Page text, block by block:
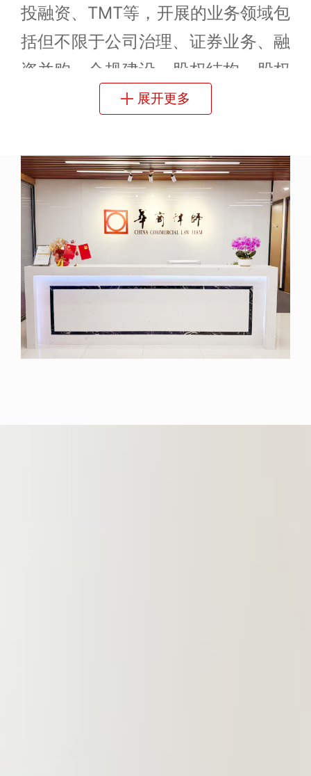
投融资、TMT等，开展的业务领域包
括但不限于公司治理、证券业务、融
资并购、合规建设、股权结构、股权
激励、知识产权、争议解决、破产清
秉持“律师维护正义，法律创造价值”
的理念，华商北京充分发挥其内外综
合优势，持续为客户提供优质高效的
法律服务。
展开更多